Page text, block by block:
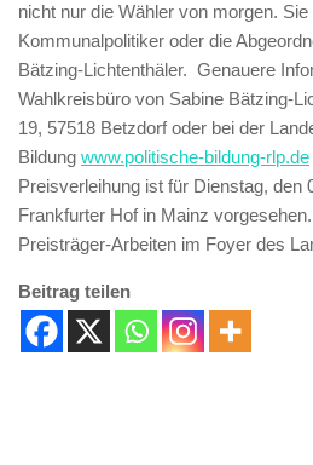
nicht nur die Wähler von morgen.
Kommunalpolitiker oder die
Bätzing-Lichtenthäler. Genauere
Wahlkreisbüro von Sabine Bätzing-
19, 57518 Betzdorf oder bei der
Bildung www.politische-bildung-rlp.de
Preisverleihung ist für Dienstag, den
Frankfurter Hof in Mainz
Preisträger-Arbeiten im Foyer des
Beitrag teilen